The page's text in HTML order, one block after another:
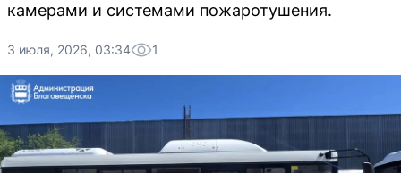
камерами и системами пожаротушения.
3 июля, 2026, 03:34 1